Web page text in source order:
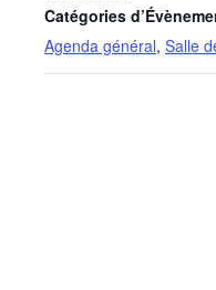
Catégories
Agenda général, Salle